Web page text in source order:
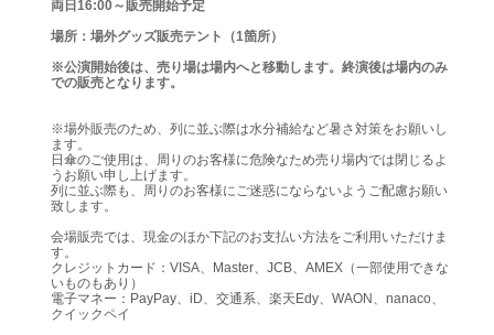
両日16:00～販売開始予定
場所：場外グッズ販売テント（1箇所）
※公演開始後は、売り場は場内へと移動します。終演後は場内のみ
での販売となります。
※場外販売のため、列に並ぶ際は水分補給など暑さ対策をお願いし
ます。
日傘のご使用は、周りのお客様に危険なため売り場内では閉じるよ
うお願い申し上げます。
列に並ぶ際も、周りのお客様にご迷惑にならないようご配慮お願い
致します。
会場販売では、現金のほか下記のお支払い方法をご利用いただけま
す。
クレジットカード：VISA、Master、JCB、AMEX（一部使用できな
いものもあり）
電子マネー：PayPay、iD、交通系、楽天Edy、WAON、nanaco、
クイックペイ